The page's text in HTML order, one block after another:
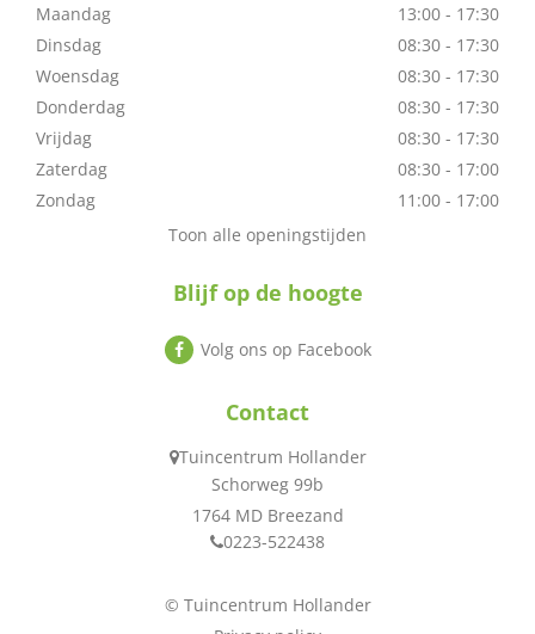
Maandag
13:00 - 17:30
Dinsdag
08:30 - 17:30
Woensdag
08:30 - 17:30
Donderdag
08:30 - 17:30
Vrijdag
08:30 - 17:30
Zaterdag
08:30 - 17:00
Zondag
11:00 - 17:00
Toon alle openingstijden
Blijf op de hoogte
Volg ons op Facebook
Contact
Tuincentrum Hollander
Schorweg 99b
1764 MD Breezand
0223-522438
© Tuincentrum Hollander